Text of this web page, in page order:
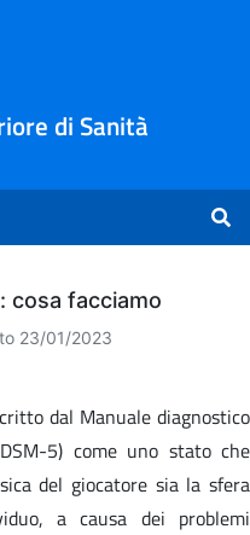
di Sanità
cosa facciamo
23/01/2023
dal Manuale diagnostico
5) come uno stato che
del giocatore sia la sfera
a causa dei problemi